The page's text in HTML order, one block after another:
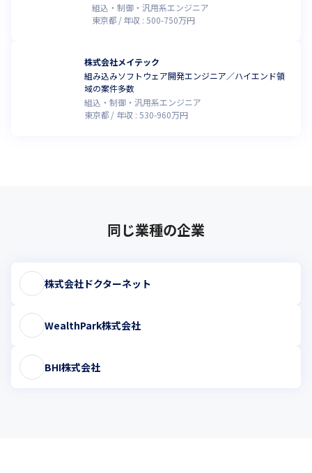
組込・制御・汎用系エンジニア
東京都
年収 :500-750万円
株式会社メイテック
組み込みソフトウェア開発エンジニア／ハイエンド領
域の案件多数
組込・制御・汎用系エンジニア
東京都
年収 : 530-960万円
同じ業種の企業
株式会社ドクターネット
WealthPark株式会社
BHI株式会社